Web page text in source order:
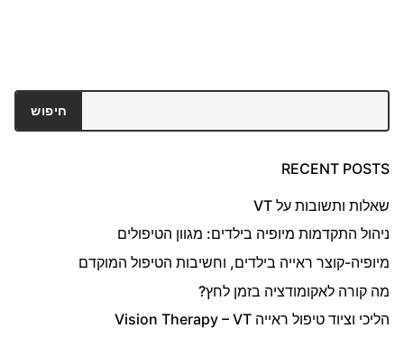
חיפוש
RECENT POSTS
שאלות ותשובות על VT
ניהול התקדמות מיופיה בילדים: מגוון הטיפולים
מיופיה-קוצר ראייה בילדים, וחשיבות הטיפול המוקדם
מה קורה לאקומודציה בזמן לחץ?
הליכי וציוד טיפול ראייה Vision Therapy – VT